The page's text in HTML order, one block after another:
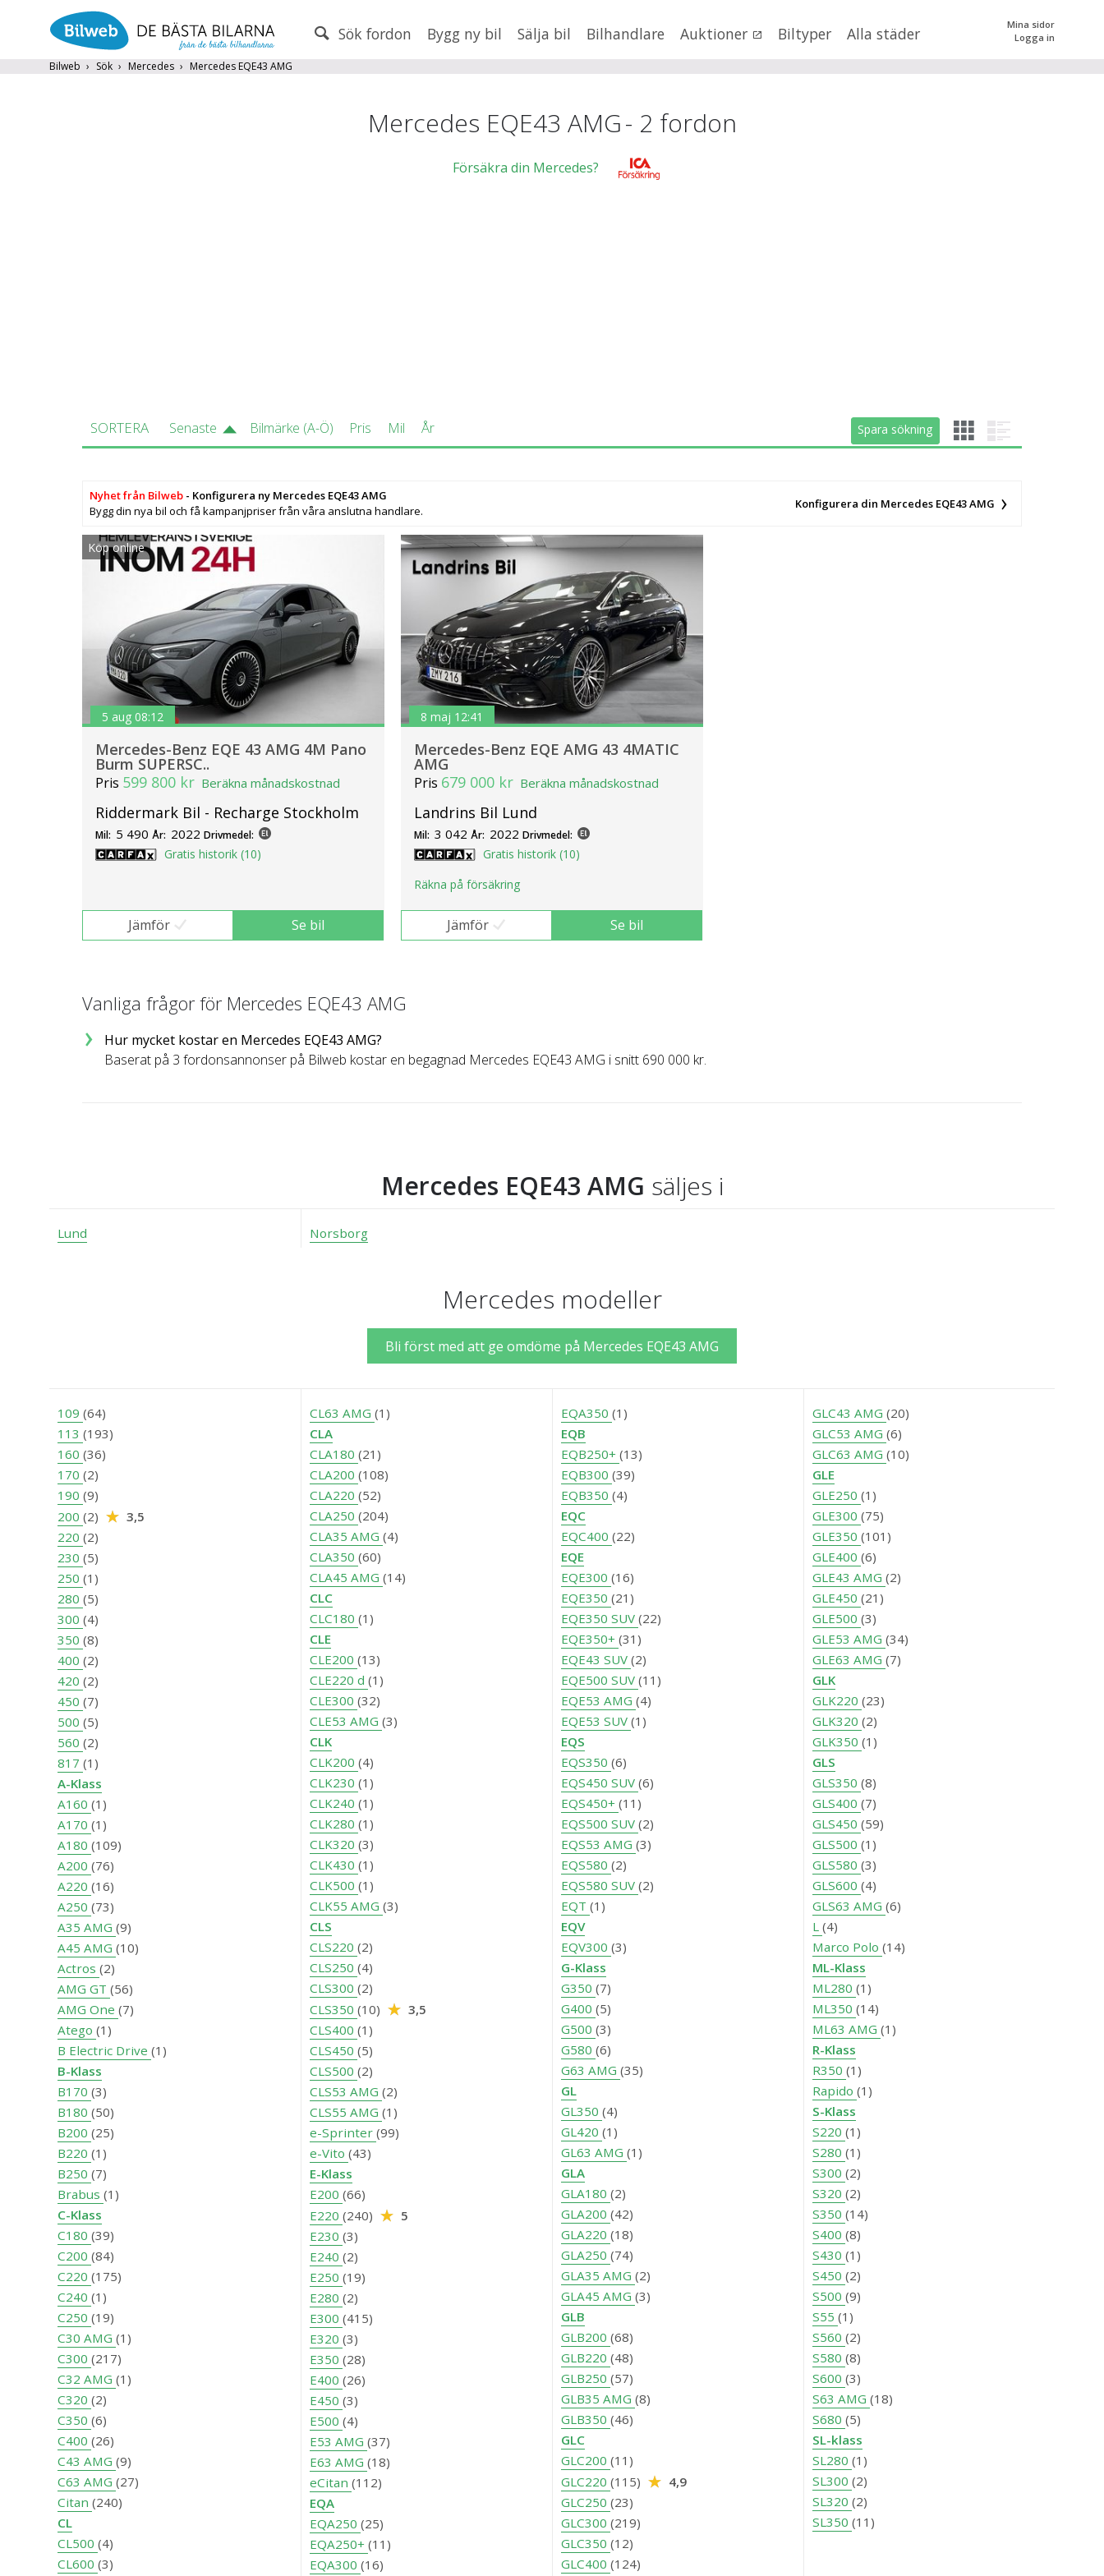
Sök fordon Bygg ny bil Sälja bil Bilhandlare Auktioner Biltyper Alla städer
Mina sidor
Logga in
Bilweb Sök Mercedes Mercedes EQE43 AMG
0 kr tillmer än 500000
Mercedes EQE43 AMG- 2 fordon
Försäkra din Mercedes?
SORTERA Senaste Bilmärke (A-Ö) Pris Mil År Spara sökning
Spara sökning
Nyhet från Bilweb - Konfigurera ny Mercedes EQE43 AMG
Bygg din nya bil och få kampanjpriser från våra anslutna handlare.
Konfigurera din Mercedes EQE43 AMG
Köp online
5 aug 08:12
Mercedes-Benz EQE 43 AMG 4M Pano
Burm SUPERSC..
Pris 599 800 kr Beräkna månadskostnad
Riddermark Bil - Recharge Stockholm
Mil: 5 490 År: 2022 Drivmedel:
Gratis historik (10)
Jämför Se bil
8 maj 12:41
Mercedes-Benz EQE AMG 43 4MATIC
AMG
Pris 679 000 kr Beräkna månadskostnad
Landrins Bil Lund
Mil: 3 042 År: 2022 Drivmedel:
Gratis historik (10)
Räkna på försäkring
Jämför Se bil
Vanliga frågor för Mercedes EQE43 AMG
Hur mycket kostar en Mercedes EQE43 AMG?
Baserat på 3 fordonsannonser på Bilweb kostar en begagnad Mercedes EQE43 AMG i snitt 690 000 kr.
Mercedes EQE43 AMG säljes i
Lund Norsborg
Mercedes modeller
Bli först med att ge omdöme på Mercedes EQE43 AMG
109 (64)
113 (193)
160 (36)
170 (2)
190 (9)
200 (2)
3,5
220 (2)
230 (5)
250 (1)
280 (5)
300 (4)
350 (8)
400 (2)
420 (2)
450 (7)
500 (5)
560 (2)
817 (1)
A-Klass
A160 (1)
A170 (1)
A180 (109)
A200 (76)
A220 (16)
A250 (73)
A35 AMG (9)
A45 AMG (10)
Actros (2)
AMG GT (56)
AMG One (7)
Atego (1)
B Electric Drive (1)
B-Klass
B170 (3)
B180 (50)
B200 (25)
B220 (1)
B250 (7)
Brabus (1)
C-Klass
C180 (39)
C200 (84)
C220 (175)
C240 (1)
C250 (19)
C30 AMG (1)
C300 (217)
C32 AMG (1)
C320 (2)
C350 (6)
C400 (26)
C43 AMG (9)
C63 AMG (27)
Citan (240)
CL
CL500 (4)
CL600 (3)
CL63 AMG (1)
CLA
CLA180 (21)
CLA200 (108)
CLA220 (52)
CLA250 (204)
CLA35 AMG (4)
CLA350 (60)
CLA45 AMG (14)
CLC
CLC180 (1)
CLE
CLE200 (13)
CLE220 d (1)
CLE300 (32)
CLE53 AMG (3)
CLK
CLK200 (4)
CLK230 (1)
CLK240 (1)
CLK280 (1)
CLK320 (3)
CLK430 (1)
CLK500 (1)
CLK55 AMG (3)
CLS
CLS220 (2)
CLS250 (4)
CLS300 (2)
CLS350 (10)
3,5
CLS400 (1)
CLS450 (5)
CLS500 (2)
CLS53 AMG (2)
CLS55 AMG (1)
e-Sprinter (99)
e-Vito (43)
E-Klass
E200 (66)
E220 (240)
5
E230 (3)
E240 (2)
E250 (19)
E280 (2)
E300 (415)
E320 (3)
E350 (28)
E400 (26)
E450 (3)
E500 (4)
E53 AMG (37)
E63 AMG (18)
eCitan (112)
EQA
EQA250 (25)
EQA250+ (11)
EQA300 (16)
EQA350 (1)
EQB
EQB250+ (13)
EQB300 (39)
EQB350 (4)
EQC
EQC400 (22)
EQE
EQE300 (16)
EQE350 (21)
EQE350 SUV (22)
EQE350+ (31)
EQE43 SUV (2)
EQE500 SUV (11)
EQE53 AMG (4)
EQE53 SUV (1)
EQS
EQS350 (6)
EQS450 SUV (6)
EQS450+ (11)
EQS500 SUV (2)
EQS53 AMG (3)
EQS580 (2)
EQS580 SUV (2)
EQT (1)
EQV
EQV300 (3)
G-Klass
G350 (7)
G400 (5)
G500 (3)
G580 (6)
G63 AMG (35)
GL
GL350 (4)
GL420 (1)
GL63 AMG (1)
GLA
GLA180 (2)
GLA200 (42)
GLA220 (18)
GLA250 (74)
GLA35 AMG (2)
GLA45 AMG (3)
GLB
GLB200 (68)
GLB220 (48)
GLB250 (57)
GLB35 AMG (8)
GLB350 (46)
GLC
GLC200 (11)
GLC220 (115)
4,9
GLC250 (23)
GLC300 (219)
GLC350 (12)
GLC400 (124)
GLC43 AMG (20)
GLC53 AMG (6)
GLC63 AMG (10)
GLE
GLE250 (1)
GLE300 (75)
GLE350 (101)
GLE400 (6)
GLE43 AMG (2)
GLE450 (21)
GLE500 (3)
GLE53 AMG (34)
GLE63 AMG (7)
GLK
GLK220 (23)
GLK320 (2)
GLK350 (1)
GLS
GLS350 (8)
GLS400 (7)
GLS450 (59)
GLS500 (1)
GLS580 (3)
GLS600 (4)
GLS63 AMG (6)
L (4)
Marco Polo (14)
ML-Klass
ML280 (1)
ML350 (14)
ML63 AMG (1)
R-Klass
R350 (1)
Rapido (1)
S-Klass
S220 (1)
S280 (1)
S300 (2)
S320 (2)
S350 (14)
S400 (8)
S430 (1)
S450 (2)
S500 (9)
S55 (1)
S560 (2)
S580 (8)
S600 (3)
S63 AMG (18)
S680 (5)
SL-klass
SL280 (1)
SL300 (2)
SL320 (2)
SL350 (11)